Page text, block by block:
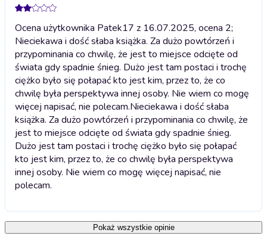
Ocena użytkownika Patek17 z 16.07.2025, ocena 2;
Nieciekawa i dość słaba książka. Za dużo powtórzeń i
przypominania co chwilę, że jest to miejsce odcięte od
świata gdy spadnie śnieg. Dużo jest tam postaci i trochę
ciężko było się połapać kto jest kim, przez to, że co
chwilę była perspektywa innej osoby. Nie wiem co mogę
więcej napisać, nie polecam.Nieciekawa i dość słaba
książka. Za dużo powtórzeń i przypominania co chwilę, że
jest to miejsce odcięte od świata gdy spadnie śnieg.
Dużo jest tam postaci i trochę ciężko było się połapać
kto jest kim, przez to, że co chwilę była perspektywa
innej osoby. Nie wiem co mogę więcej napisać, nie
polecam.
Pokaż wszystkie opinie